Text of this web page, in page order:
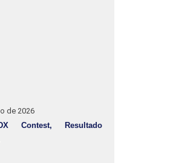
de 2026
Contest, Resultado